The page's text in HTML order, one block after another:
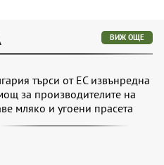
ВИЖ ОЩЕ
търси от ЕС извънредна
за производителите на
мляко и угоени прасета